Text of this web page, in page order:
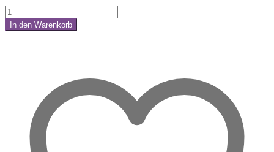
Naturgefühl
Aromaöl
Menge
In den Warenkorb